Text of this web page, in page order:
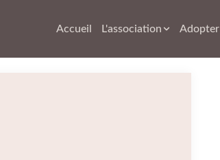
Accueil L'association Adopter